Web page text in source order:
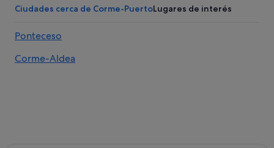
Casas rurales en Neaño
Hoteles para familias en Ponteceso
Cabañas en Costa de la Muerte
Ciudades cerca de Corme-PuertoLugares de interés
Ponteceso
Corme-Aldea